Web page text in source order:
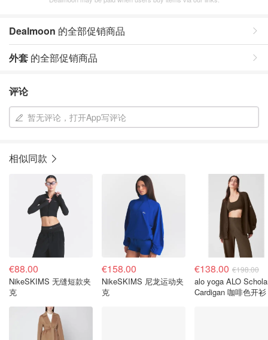
Dealmoon 的全部促销商品
外套 的全部促销商品
评论
暂无评论，打开App写评论
相似同款
€88.00
NikeSKIMS 无缝短款夹
克
€158.00
NikeSKIMS 尼龙运动夹
克
€138.00 €198.00
alo yoga ALO
Cardigan 咖啡色开衫